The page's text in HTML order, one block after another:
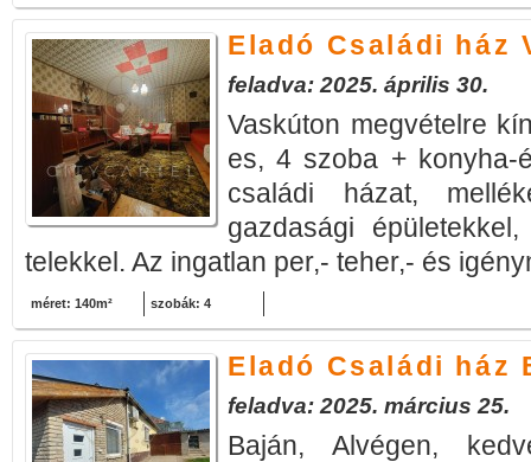
Eladó Családi ház
feladva: 2025. április 30.
Vaskúton megvételre
es, 4 szoba + konyha-
családi házat,
gazdasági
telekkel. Az ingatlan per,- teher,- és
méret: 140m² szobák: 4
Eladó Családi ház
feladva: 2025. március 25.
Baján, Alvégen,